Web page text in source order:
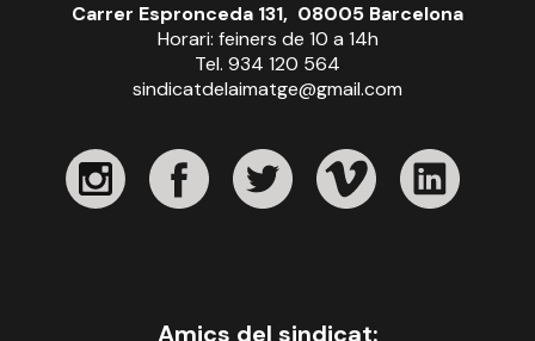
Carrer Espronceda 131, 08005 Barcelona
Horari: feiners de 10 a 14h
Tel. 934 120 564
sindicatdelaimatge@gmail.com
Amics del sindicat: